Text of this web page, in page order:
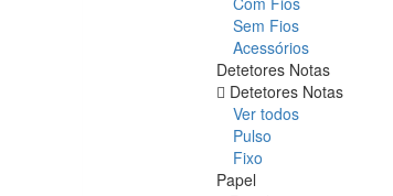
Sem Fios
Acessórios
Detetores Notas
Detetores Notas
Ver todos
Pulso
Fixo
Papel